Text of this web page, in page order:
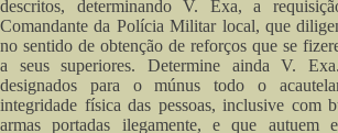
descritos, determinando V. Exa, a
Comandante da Polícia Militar local, que
no sentido de obtenção de reforços que se
a seus superiores. Determine ainda V.
designados para o múnus todo o
integridade física das pessoas, inclusive com
armas portadas ilegamente, e que autuem